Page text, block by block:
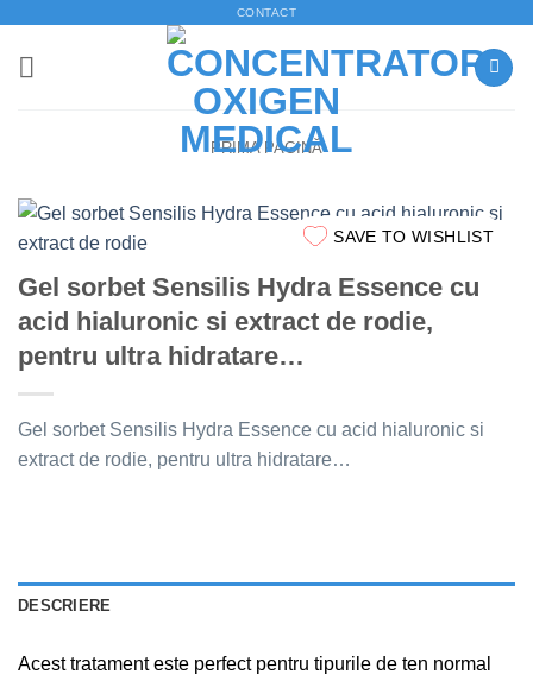
content
CONTACT
PRIMA PAGINĂ
SAVE TO WISHLIST
Gel sorbet Sensilis Hydra Essence cu
acid hialuronic si extract de rodie,
pentru ultra hidratare…
Gel sorbet Sensilis Hydra Essence cu acid hialuronic si
extract de rodie, pentru ultra hidratare…
DESCRIERE
Acest tratament este perfect pentru tipurile de ten normal